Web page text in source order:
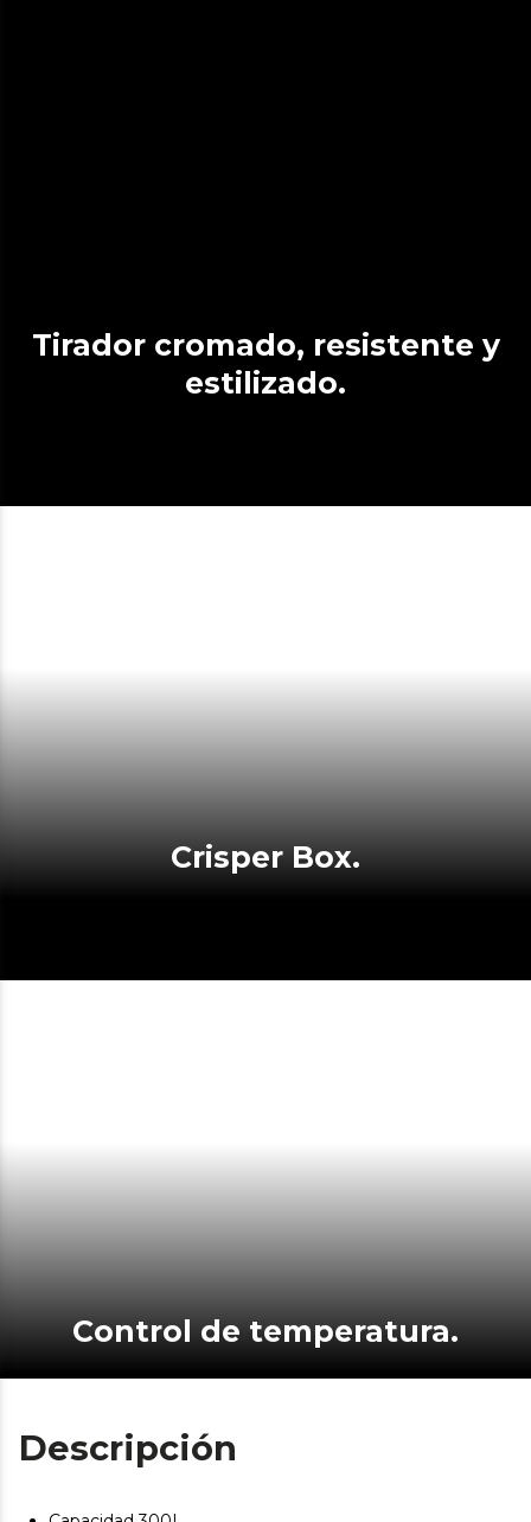
Tirador cromado, resistente y
estilizado.
Crisper Box.
Control de temperatura.
Descripción